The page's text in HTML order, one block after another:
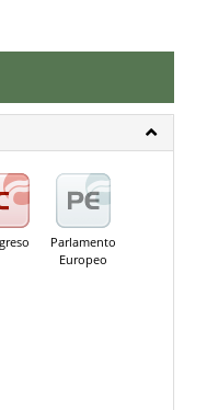
Parlamento
Europeo